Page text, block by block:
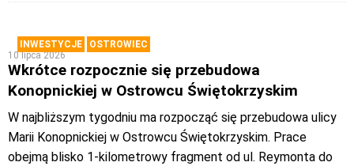
INWESTYCJE
OSTROWIEC
10 lipca 2026
Wkrótce rozpocznie się przebudowa
Konopnickiej w Ostrowcu Świętokrzyskim
W najbliższym tygodniu ma rozpocząć się przebudowa ulicy
Marii Konopnickiej w Ostrowcu Świętokrzyskim. Prace
obejmą blisko 1-kilometrowy fragment od ul. Reymonta do